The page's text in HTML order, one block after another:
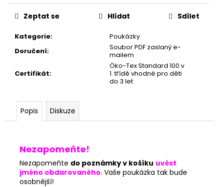
Kategorie:
Poukázky
Doručení:
Soubor PDF zaslaný e-
mailem
Certifikát:
Öko-Tex Standard 100 v
1. třídě vhodné pro děti
do 3 let
Zeptat se Hlídat Sdílet
Popis Diskuze
Nezapomeňte!
Nezapomeňte do poznámky v košíku uvést
jméno obdarovaného. Vaše poukázka tak bude
osobnější!
e
m